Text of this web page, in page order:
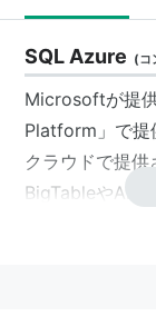
SQL Azure (コ
Microsoftが提
Platform」で提
クラウドで提
BigTableや